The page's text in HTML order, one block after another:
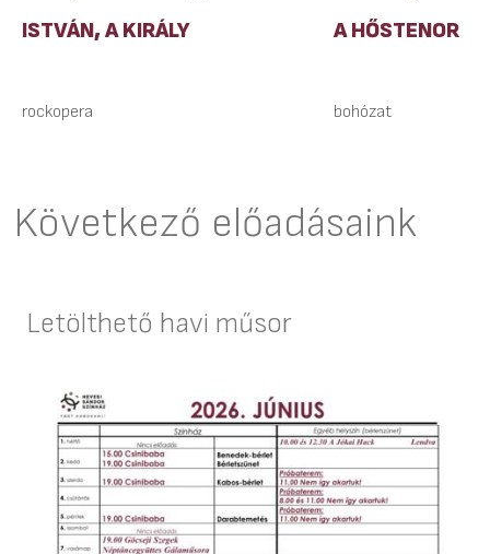
ISTVÁN, A KIRÁLY
rockopera
A HŐSTENOR
bohózat
Következő előadásaink
Letölthető havi műsor